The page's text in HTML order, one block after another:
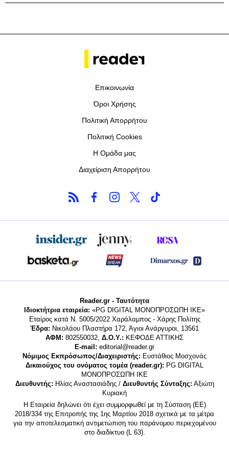
Επικοινωνία
Όροι Χρήσης
Πολιτική Απορρήτου
Πολιτική Cookies
Η Ομάδα μας
Διαχείριση Απορρήτου
Reader.gr - Ταυτότητα
Ιδιοκτήτρια εταιρεία: «PG DIGITAL MONΟΠΡΟΣΩΠΗ ΙΚΕ»
Εταίρος κατά Ν. 5005/2022 Χαράλαμπος - Χάρης Πολίτης
Έδρα: Νικολάου Πλαστήρα 172, Άγιοι Ανάργυροι, 13561
ΑΦΜ: 802550032, Δ.Ο.Υ.: ΚΕΦΟΔΕ ΑΤΤΙΚΗΣ
E-mail: editorial@reader.gr
Νόμιμος Εκπρόσωπος/Διαχειριστής: Ευστάθιος Μοσχονάς
Δικαιούχος του ονόματος τομέα (reader.gr): PG DIGITAL
MONΟΠΡΟΣΩΠΗ ΙΚΕ
Διευθυντής: Ηλίας Αναστασιάδης / Διευθυντής Σύνταξης: Αξιώτη
Κυριακή
Η Εταιρεία δηλώνει ότι έχει συμμορφωθεί με τη Σύσταση (ΕΕ)
2018/334 της Επιτροπής της 1ης Μαρτίου 2018 σχετικά με τα μέτρα
για την αποτελεσματική αντιμετώπιση του παράνομου περιεχομένου
στο διαδίκτυο (L 63).